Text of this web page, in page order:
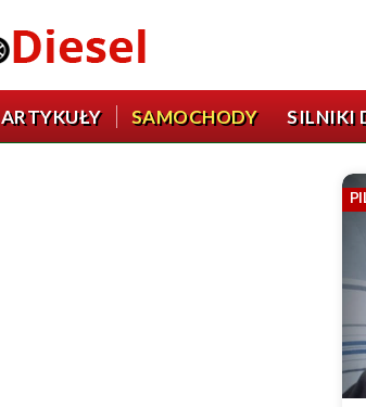
ARTYKUŁY SAMOCHODY SILNIKI